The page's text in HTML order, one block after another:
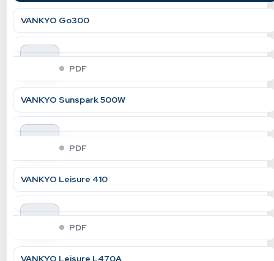
VANKYO Go300
indir
PDF
VANKYO Sunspark 500W
indir
PDF
VANKYO Leisure 410
indir
PDF
VANKYO Leisure L470A